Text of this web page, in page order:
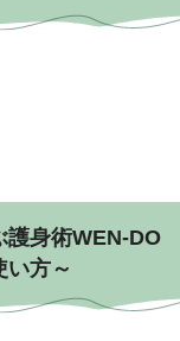
身術WEN-DO
い方～